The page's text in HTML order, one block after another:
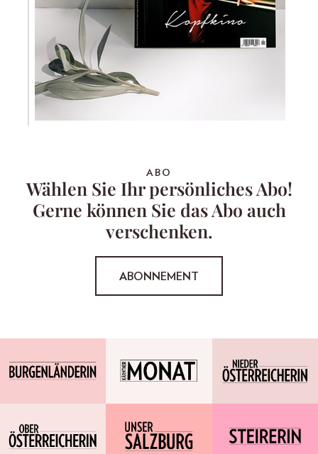
ABO
Wählen Sie Ihr persönliches Abo!
Gerne können Sie das Abo auch
verschenken.
ABONNEMENT